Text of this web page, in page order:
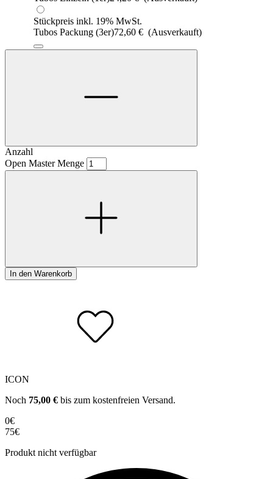
Stückpreis inkl. 19% MwSt.
Tubos Packung (3er)72,60 € (Ausverkauft)
Anzahl
Open Master Menge
In den Warenkorb
ICON
Noch 75,00 € bis zum kostenfreien Versand.
0€
75€
Produkt nicht verfügbar